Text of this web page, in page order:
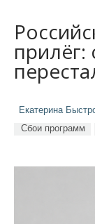
Екатерина
Сбои программ